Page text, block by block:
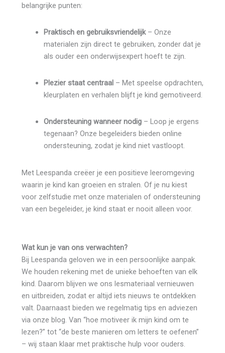
belangrijke punten:
Praktisch en gebruiksvriendelijk– Onze
materialen zijn direct te gebruiken, zonder dat je
als ouder een onderwijsexpert hoeft te zijn.
Plezier staat centraal– Met speelse opdrachten,
kleurplaten en verhalen blijft je kind gemotiveerd.
Ondersteuning wanneer nodig– Loop je ergens
tegenaan? Onze begeleiders bieden online
ondersteuning, zodat je kind niet vastloopt.
Met Leespanda creëer je een positieve leeromgeving
waarin je kind kan groeien en stralen. Of je nu kiest
voor zelfstudie met onze materialen of ondersteuning
van een begeleider, je kind staat er nooit alleen voor.
Wat kun je van ons verwachten?
Bij Leespanda geloven we in een persoonlijke aanpak.
We houden rekening met de unieke behoeften van elk
kind. Daarom blijven we ons lesmateriaal vernieuwen
en uitbreiden, zodat er altijd iets nieuws te ontdekken
valt. Daarnaast bieden we regelmatig tips en adviezen
via onze blog. Van “hoe motiveer ik mijn kind om te
lezen?” tot “de beste manieren om letters te oefenen”
– wij staan klaar met praktische hulp voor ouders.